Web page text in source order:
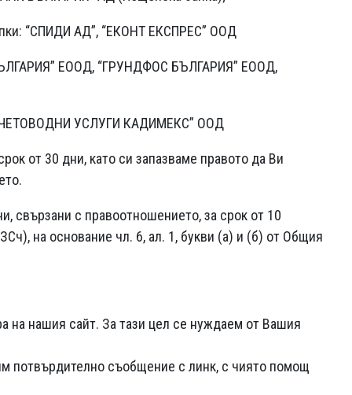
“СПИДИ АД”, “ЕКОНТ ЕКСПРЕС” ООД
ЕООД, “ГРУНДФОС БЪЛГАРИЯ” ЕООД,
УСЛУГИ КАДИМЕКС” ООД
от 30 дни, като си запазваме правото да Ви
свързани с правоотношението, за срок от 10
на основание чл. 6, ал. 1, букви (а) и (б) от Общия
на нашия сайт. За тази цел се нуждаем от Вашия
потвърдително съобщение с линк, с чиято помощ